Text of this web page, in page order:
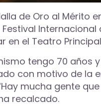
de Oro al Mérito
en el Teatro
tengo 70
con motivo de
mucha gente
recalcado.